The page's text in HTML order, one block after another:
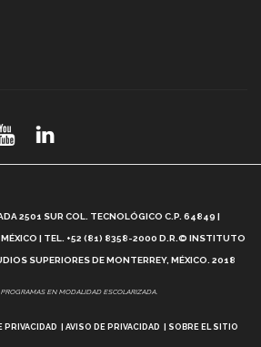
el Modelo Educativo Tec? (video)
Feminismo e Inteligencia Artificial, Paola
2501 SUR COL. TECNOLÓGICO C.P. 64849 |
MÉXICO | TEL. +52 (81) 8358-2000 D.R.© INSTITUTO
SUPERIORES DE MONTERREY, MÉXICO. 2018
EN MODALIDAD ESCOLARIZADA.
PRIVACIDAD AVISO DE PRIVACIDAD SOBRE EL SITIO